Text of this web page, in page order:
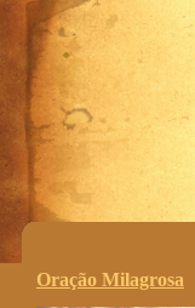
.
Oração Milagrosa